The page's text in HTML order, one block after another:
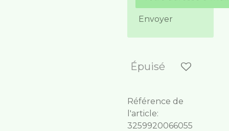
Envoyer
Épuisé
Référence de
l'article:
3259920066055